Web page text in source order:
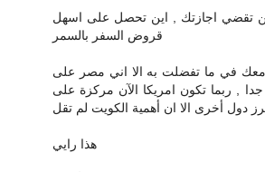
تقضي اجازتك , اين تحصل على اسهل
قروض السفر بالسمر
في ما تفضلت به الا اني مصر على
, ربما تكون امريكا الآن مركزة على
دول أخرى الا ان أهمية الكويت لم تقل
هذا رايي